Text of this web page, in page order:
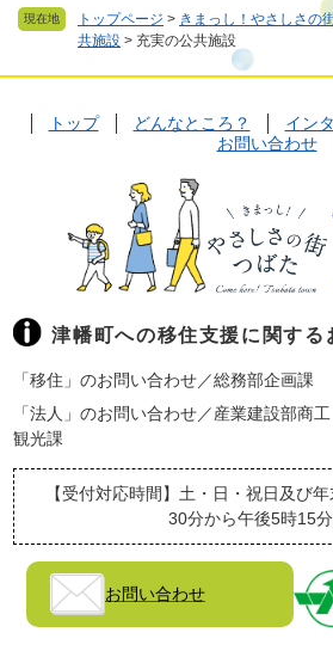
現在地 トップページ > きまっし！やさしさの
共施設 > 充実の公共施設
トップ どんなところ？ イン
お問い合わせ
津幡町への移住支援に関する
「移住」のお問い合わせ／総務部企画課
「法人」のお問い合わせ／産業建設部商工
観光課
【受付対応時間】土・日・祝日及び
30分から午後5時15
お問い合わせ